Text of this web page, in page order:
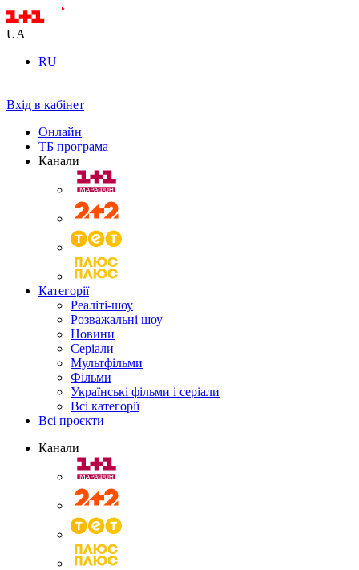
UA
RU
Вхід в кабінет
Онлайн
ТБ програма
Канали
Категорії
Реаліті-шоу
Розважальні шоу
Новини
Серіали
Мультфільми
Фільми
Українські фільми і серіали
Всі категорії
Всі проєкти
Канали